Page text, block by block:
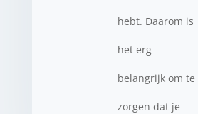
hebt. Daarom is
het erg
belangrijk om te
zorgen dat je